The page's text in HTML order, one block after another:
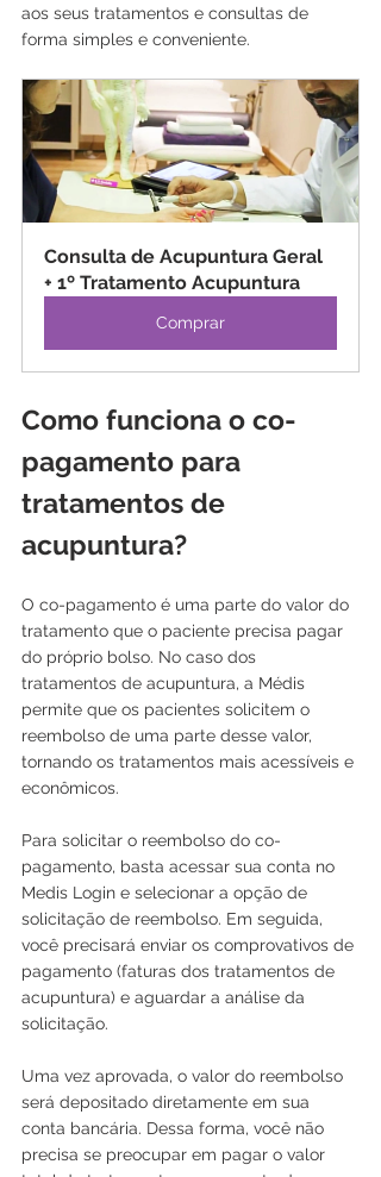
aos seus tratamentos e consultas de
forma simples e conveniente.
Consulta de Acupuntura Geral
+ 1º Tratamento Acupuntura
Comprar
Como funciona o co-
pagamento para
tratamentos de
acupuntura?
O co-pagamento é uma parte do valor do
tratamento que o paciente precisa pagar
do próprio bolso. No caso dos
tratamentos de acupuntura, a Médis
permite que os pacientes solicitem o
reembolso de uma parte desse valor,
tornando os tratamentos mais acessíveis e
econômicos.
Para solicitar o reembolso do co-
pagamento, basta acessar sua conta no
Medis Login e selecionar a opção de
solicitação de reembolso. Em seguida,
você precisará enviar os comprovativos de
pagamento (faturas dos tratamentos de
acupuntura) e aguardar a análise da
solicitação.
Uma vez aprovada, o valor do reembolso
será depositado diretamente em sua
conta bancária. Dessa forma, você não
precisa se preocupar em pagar o valor